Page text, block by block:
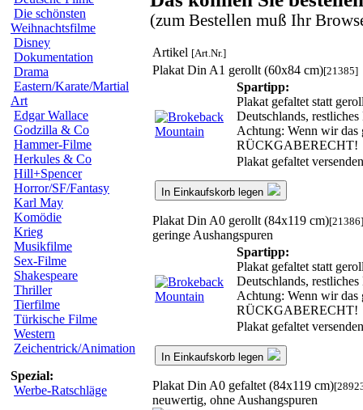
Die schönsten
Weihnachtsfilme
Disney
Dokumentation
Drama
Eastern/Karate/Martial
Art
Edgar Wallace
Godzilla & Co
Hammer-Filme
Herkules & Co
Hill+Spencer
Horror/SF/Fantasy
Karl May
Komödie
Krieg
Musikfilme
Sex-Filme
Shakespeare
Thriller
Tierfilme
Türkische Filme
Western
Zeichentrick/Animation
Spezial:
Werbe-Ratschläge
(zum Bestellen muß Ihr
Artikel [Art.Nr.]
Plakat Din A1 gerollt (60x84 cm)[21385]
Spartipp:
Plakat gefaltet statt
Deutschlands,
Achtung: Wenn wir das
RÜCKGABERECHT!
Plakat gefaltet
In Einkaufskorb legen
Plakat Din A0 gerollt (84x119 cm)[21386]
geringe Aushangspuren
Spartipp:
Plakat gefaltet statt
Deutschlands,
Achtung: Wenn wir das
RÜCKGABERECHT!
Plakat gefaltet
In Einkaufskorb legen
Plakat Din A0 gefaltet (84x119 cm)
neuwertig, ohne Aushangspuren